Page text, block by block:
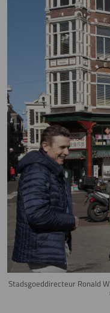
Stadsgoeddirecteur Ronald